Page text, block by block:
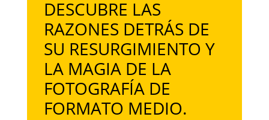
DESCUBRE LAS
RAZONES DETRÁS DE
SU RESURGIMIENTO Y
LA MAGIA DE LA
FOTOGRAFÍA DE
FORMATO MEDIO.